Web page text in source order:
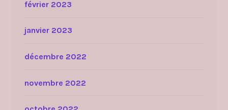
février 2023
janvier 2023
décembre 2022
novembre 2022